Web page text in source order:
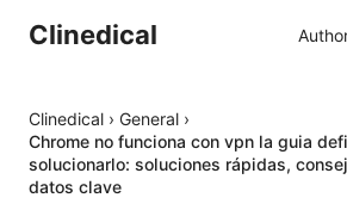
Clinedical
Clinedical › General ›
Chrome no funciona con vpn la guia
solucionarlo: soluciones rápidas,
datos clave